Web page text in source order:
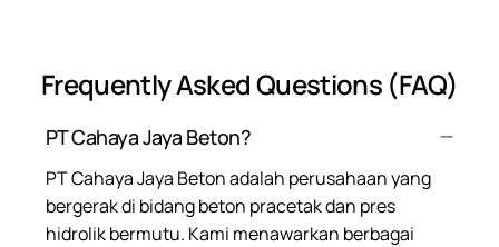
Frequently Asked Questions (FAQ)
PT Cahaya Jaya Beton?
PT Cahaya Jaya Beton adalah perusahaan yang
bergerak di bidang beton pracetak dan pres
hidrolik bermutu. Kami menawarkan berbagai